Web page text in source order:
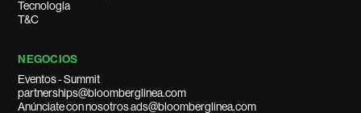
Tecnología
T&C
NEGOCIOS
Eventos - Summit
partnerships@bloomberglinea.com
Anúnciate con nosotros ads@bloomberglinea.com